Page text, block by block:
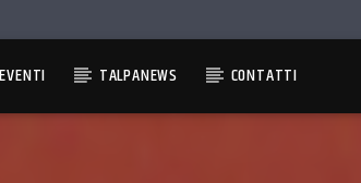
EVENTI TALPANEWS CONTATTI